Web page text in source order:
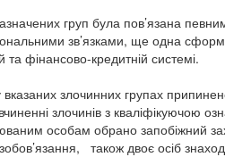
груп була пов’язана
зв’язками, ще одна
та фінансово-кредитній системі.
злочинних групах
злочинів з кваліфікуючою
особам обрано запобіжний
також двоє осіб